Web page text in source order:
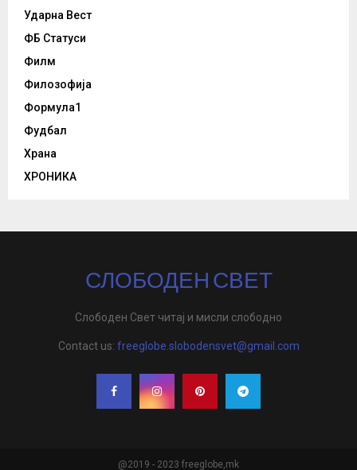
Ударна Вест
ФБ Статуси
Филм
Филозофија
Формула1
Фудбал
Храна
ХРОНИКА
СЛОБОДЕН СВЕТ
Слободен Свет читај и мисли слободно
Contact us: freeglobe.slobodensvet@gmail.com
@2019 - 2023 freeglobe,mk